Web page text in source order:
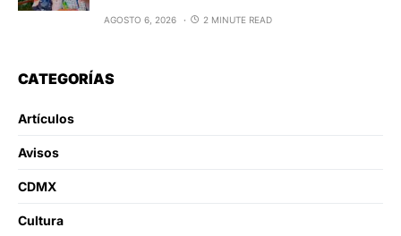
AGOSTO 6, 2026 2 MINUTE READ
CATEGORÍAS
Artículos
Avisos
CDMX
Cultura